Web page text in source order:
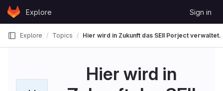
Skip to content
GitLabExplore Sign in
Explore Topics Hier wird in Zukunft das SEII Porject verwaltet.
Hier wird in